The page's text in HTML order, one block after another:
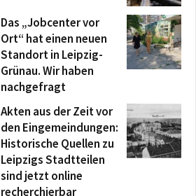
Das „Jobcenter vor
Ort“ hat einen neuen
Standort in Leipzig-
Grünau. Wir haben
nachgefragt
Akten aus der Zeit vor
den Eingemeindungen:
Historische Quellen zu
Leipzigs Stadtteilen
sind jetzt online
recherchierbar